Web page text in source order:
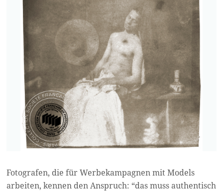
Fotografen, die für Werbekampagnen mit Models
arbeiten, kennen den Anspruch: “das muss authentisch